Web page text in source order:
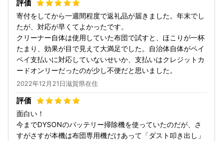
寄付をしてから一週間程度で返礼品が届きました。年末でし
たが、対応が早くてよかったです。
クリーナー自体は使用していた布団で試すと、ほこりが一杯
たまり、効果が目で見えて大満足でした。自治体自体がペイ
ペイ支払いに対応していないせいか、支払いはクレジットカ
ードオンリーだったのが少し不便だと思いました。
2022年12月21日滋賀県在住
面白い！
今までDYSONのバッテリー掃除機を使っていたのだが、さ
すがさすが本機は布団専用機だけあって「ダスト叩き出し」